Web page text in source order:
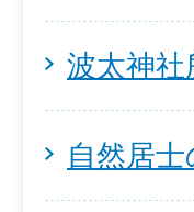
波太神
自然居